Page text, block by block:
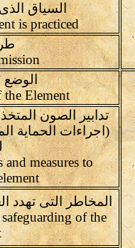
السياق
Situations where element is practiced
Means of transmission
الوضع
Present Condition of the Element
تدابير الصون
(اجراءات الحماية
measures to
المخاطر التى تهدد
of the